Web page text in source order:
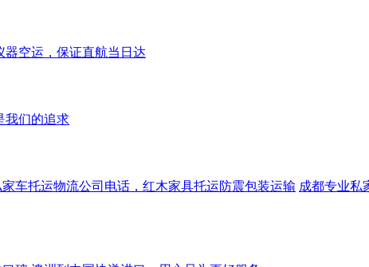
器空运，保证直航当日达
我们的追求
家车托运物流公司电话，红木家具托运防震包装运输 成都专业私